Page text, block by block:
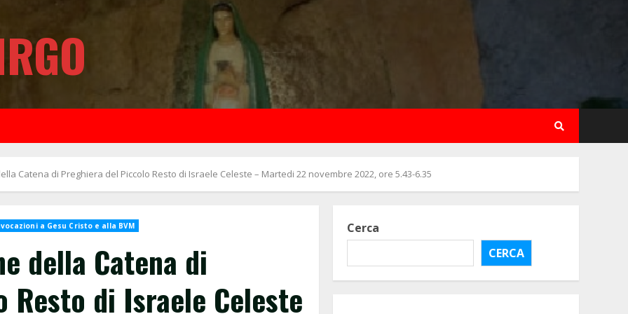
Catena di Preghiera del Piccolo Resto di Israele Celeste – Martedi 22 novembre 2022, ore 5.43-6.35
a Gesu Cristo e alla BVM
della Catena di
Resto di Israele Celeste
Cerca
CERCA